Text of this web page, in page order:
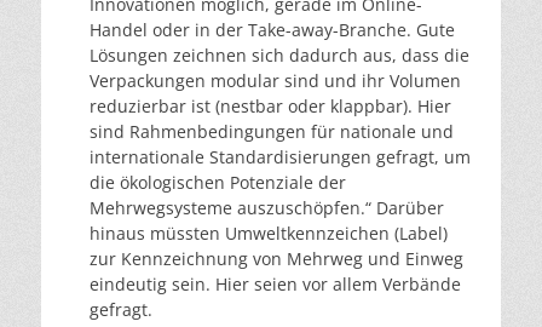
Handel oder in der Take-away-Branche. Gute
Lösungen zeichnen sich dadurch aus, dass die
Verpackungen modular sind und ihr Volumen
reduzierbar ist (nestbar oder klappbar). Hier
sind Rahmenbedingungen für nationale und
internationale Standardisierungen gefragt, um
die ökologischen Potenziale der
Mehrwegsysteme auszuschöpfen.“ Darüber
hinaus müssten Umweltkennzeichen (Label)
zur Kennzeichnung von Mehrweg und Einweg
eindeutig sein. Hier seien vor allem Verbände
gefragt.